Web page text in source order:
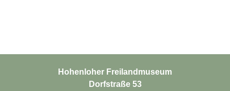
Hohenloher Freilandmuseum
Dorfstraße 53